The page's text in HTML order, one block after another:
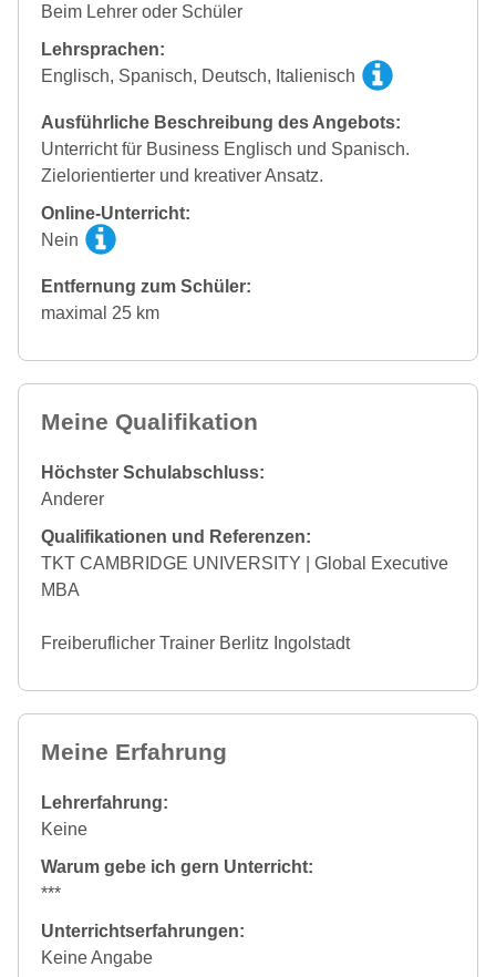
Beim Lehrer oder Schüler
Lehrsprachen:
Englisch, Spanisch, Deutsch, Italienisch
Ausführliche Beschreibung des Angebots:
Unterricht für Business Englisch und Spanisch.
Zielorientierter und kreativer Ansatz.
Online-Unterricht:
Nein
Entfernung zum Schüler:
maximal 25 km
Meine Qualifikation
Höchster Schulabschluss:
Anderer
Qualifikationen und Referenzen:
TKT CAMBRIDGE UNIVERSITY | Global Executive
MBA
Freiberuflicher Trainer Berlitz Ingolstadt
Meine Erfahrung
Lehrerfahrung:
Keine
Warum gebe ich gern Unterricht:
***
Unterrichtserfahrungen:
Keine Angabe